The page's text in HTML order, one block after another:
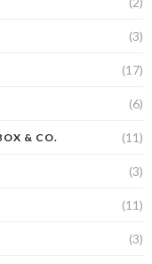
(3)
(17)
(6)
& CO. (11)
(3)
(11)
(3)